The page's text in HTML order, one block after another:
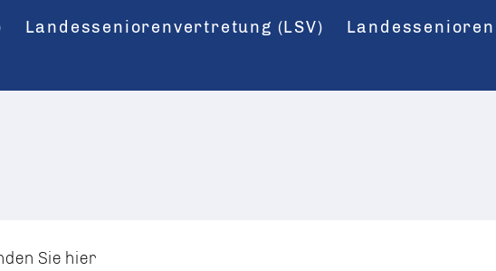
Landesseniorenvertretung (LSV)
Sie hier